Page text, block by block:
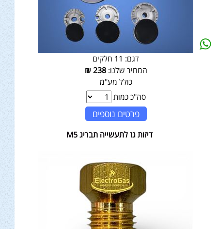
דגם: 11 חלקים
המחיר שלנו:238
₪
כולל מע"מ
סה"כ כמות
פרטים נוספים
דיזות גז לתעשייה תבריג M5